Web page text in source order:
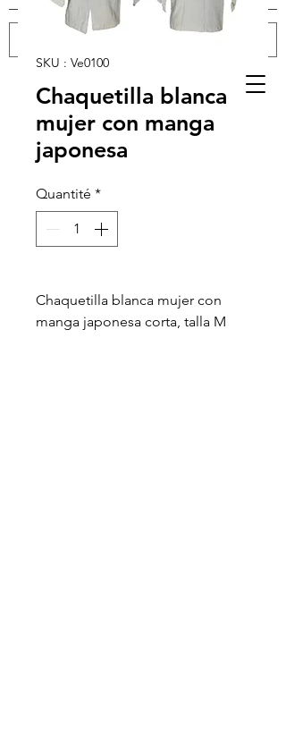
Se connecter
SKU : Ve0100
Chaquetilla blanca
mujer con manga
japonesa
Quantité *
Chaquetilla blanca mujer con
manga japonesa corta, talla M